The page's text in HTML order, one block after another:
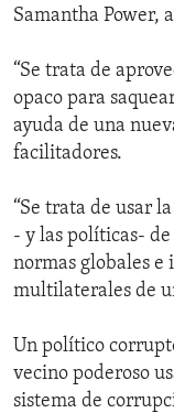
Samantha Power,
“Se trata de
opaco para
ayuda de una
facilitadores.
“Se trata de usar
- y las políticas-
normas globales
multilaterales de
Un político
vecino poderoso
sistema de